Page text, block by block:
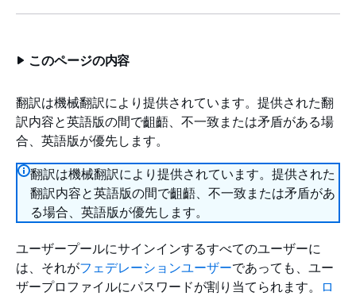
このページの内容
翻訳は機械翻訳により提供されています。提供された翻
訳内容と英語版の間で齟齬、不一致または矛盾がある場
合、英語版が優先します。
翻訳は機械翻訳により提供されています。提供された
翻訳内容と英語版の間で齟齬、不一致または矛盾があ
る場合、英語版が優先します。
ユーザープールにサインインするすべてのユーザーに
は、それがフェデレーションユーザーであっても、ユー
ザープロファイルにパスワードが割り当てられます。
ロ